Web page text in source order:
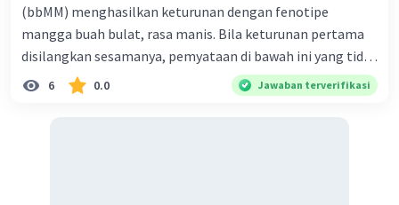
(bbMM) menghasilkan keturunan dengan fenotipe
mangga buah bulat, rasa manis. Bila keturunan pertama
disilangkan sesamanya, pemyataan di bawah ini yang tidak
benar mengenai keturunan yang dihasilkan dari
6 0.0 Jawaban terverifikasi